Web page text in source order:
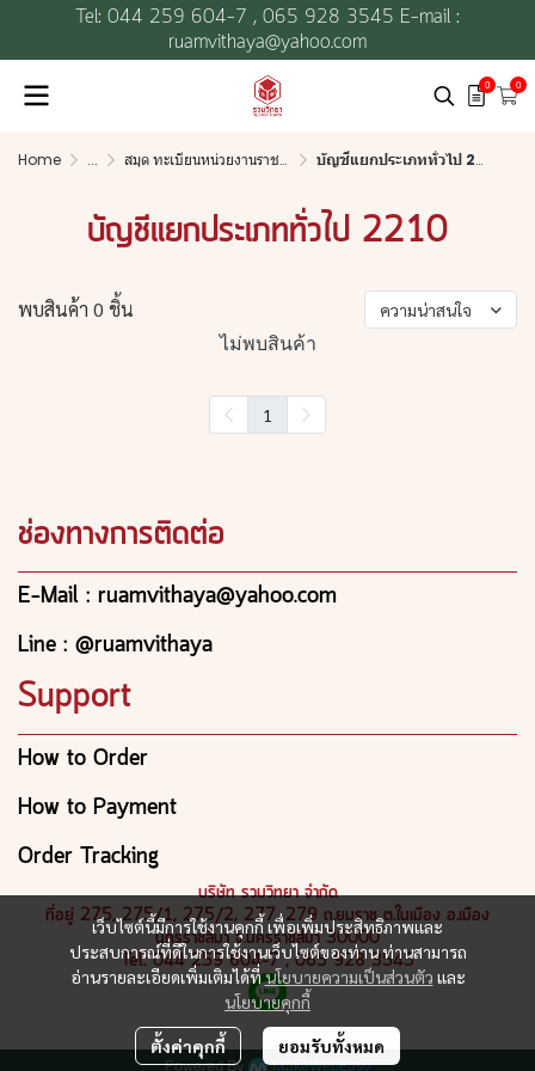
Tel: 044 259 604-7 , 065 928 3545 E-mail :
ruamvithaya@yahoo.com
0 0
Home ... สมุด ทะเบียนหน่วยงานราชการ บัญชีแยกประเภททั่วไป 2210
บัญชีแยกประเภททั่วไป 2210
พบสินค้า 0 ชิ้น ความน่าสนใจ
ไม่พบสินค้า
1
เว็บไซต์นี้มีการใช้งานคุกกี้ เพื่อเพิ่มประสิทธิภาพและ
ประสบการณ์ที่ดีในการใช้งานเว็บไซต์ของท่าน ท่านสามารถ
อ่านรายละเอียดเพิ่มเติมได้ที่นโยบายความเป็นส่วนตัว และ
นโยบายคุกกี้
ตั้งค่าคุกกี้ ยอมรับทั้งหมด
ช่องทางการติดต่อ
E-Mail : ruamvithaya@yahoo.com
Line : @ruamvithaya
Support
How to Order
How to Payment
Order Tracking
บริษัท รวมวิทยา จำกัด
ที่อยู่ 275, 275/1, 275/2, 277, 279 ถ.ยมราช ต.ในเมือง อ.เมือง
นครราชสีมา จ.นครราชสีมา 30000
Tel: 044 259 604-7 , 065 928 3545